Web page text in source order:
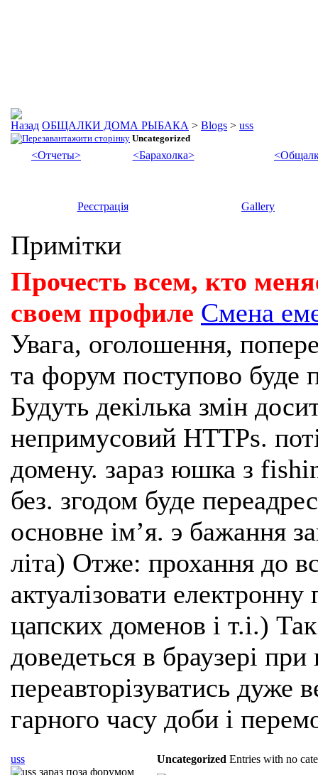
ОБЩАЛКИ ДОМА РЫБАКА > Blogs > uss
Uncategorized
<Отчеты> <Барахолка>
Реєстрація Gallery
Примітки
Прочесть всем, кто
своем профиле Смена
Увага, оголошення,
та форум поступово буде
Будуть декілька змін
непримусовий HTTPs.
домену. зараз юшка з
без. згодом буде
основне імʼя. э бажання
літа) Отже: прохання до
актуалізовати
цапских доменов і т.і.)
доведеться в браузері
переавторізуватись
гарного часу доби і
Uncategorized Entries with no
uss